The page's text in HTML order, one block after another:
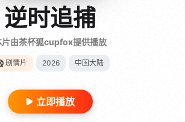
逆时追捕
片由茶杯狐cupfox提供播放
剧情片 2026 中国大陆
立即播放